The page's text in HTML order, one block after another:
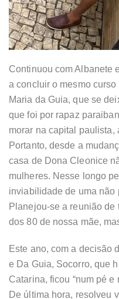
Continuou com Albanete
a concluir o mesmo
Maria da Guia, que se
que foi por rapaz
morar na capital paulista,
Portanto, desde a
casa de Dona Cleonice
mulheres. Nesse longo
inviabilidade de uma não
Planejou-se a reunião
dos 80 de nossa mãe,
Este ano, com a decisão
e Da Guia, Socorro, que
Catarina, ficou “num pé e
De última hora, resolveu